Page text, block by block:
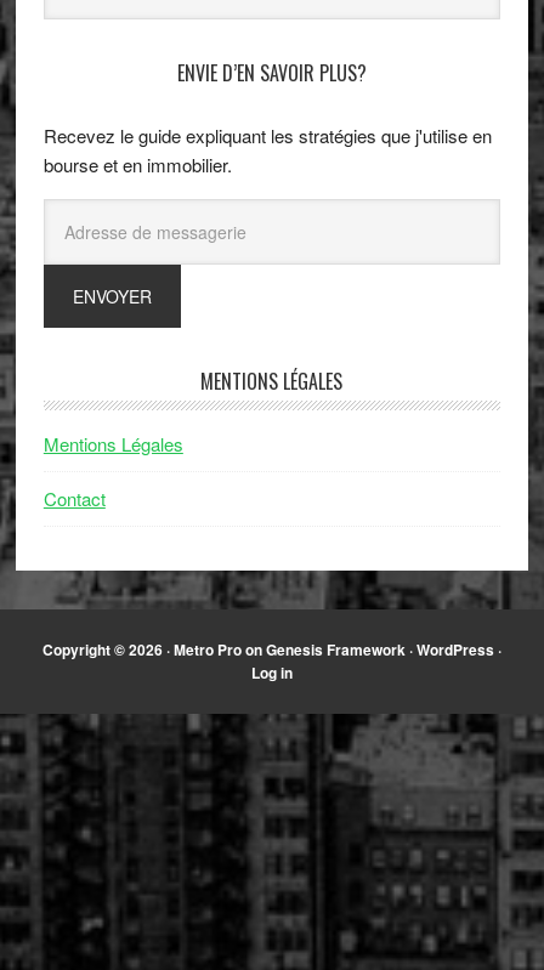
ENVIE D’EN SAVOIR PLUS?
Recevez le guide expliquant les stratégies que j'utilise en
bourse et en immobilier.
MENTIONS LÉGALES
Mentions Légales
Contact
Copyright © 2026 ·Metro ProonGenesis Framework ·WordPress ·
Log in